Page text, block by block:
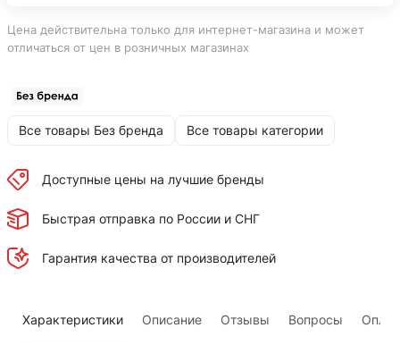
Цена действительна только для интернет-магазина и может
отличаться от цен в розничных магазинах
Все товары Без бренда Все товары категории
Доступные цены на лучшие бренды
Быстрая отправка по России и СНГ
Гарантия качества от производителей
Характеристики Описание Отзывы Вопросы